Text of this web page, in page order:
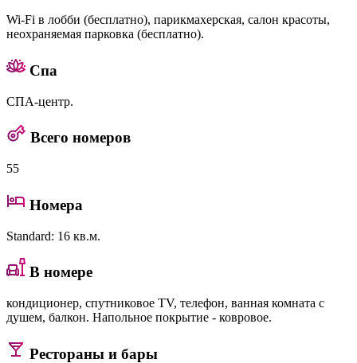
Wi-Fi в лобби (бесплатно), парикмахерская, салон красоты,
неохраняемая парковка (бесплатно).
Спа
СПА-центр.
Всего номеров
55
Номера
Standard: 16 кв.м.
В номере
кондиционер, спутниковое TV, телефон, ванная комната с
душем, балкон. Напольное покрытие - ковровое.
Рестораны и бары